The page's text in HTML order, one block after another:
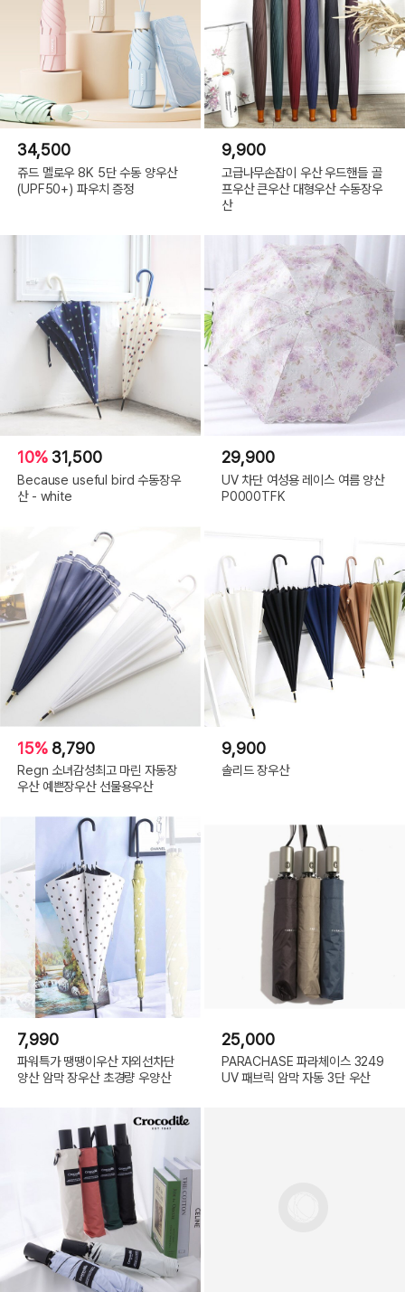
34,500
쥬드 멜로우 8K 5단 수동 양우산
(UPF50+) 파우치 증정
9,900
고급나무손잡이 우산 우드핸들 골
프우산 큰우산 대형우산 수동장우
산
10% 31,500
Because useful bird 수동장우
산 - white
29,900
UV 차단 여성용 레이스 여름 양산
P0000TFK
15% 8,790
Regn 소녀감성최고 마린 자동장
우산 예쁜장우산 선물용우산
9,900
솔리드 장우산
7,990
파워특가 땡땡이우산 자외선차단
양산 암막 장우산 초경량 우양산
25,000
PARACHASE 파라체이스 3249
UV 패브릭 암막 자동 3단 우산